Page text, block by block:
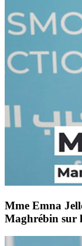
Mme Emna
Maghrébin sur